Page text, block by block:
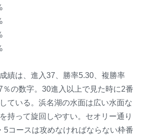
績は、進入37、勝率5.30、複勝率
％の数字。30進入以上で見た時に2番
ている。浜名湖の水面は広い水面な
持って旋回しやすい。セオリー通り
5コースは攻めなければならない枠番